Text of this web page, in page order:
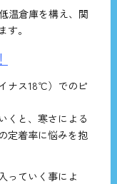
温倉庫を構え、関
。
ナス18℃）でのピ
くと、寒さによる
定着率に悩みを抱
っていく事によ